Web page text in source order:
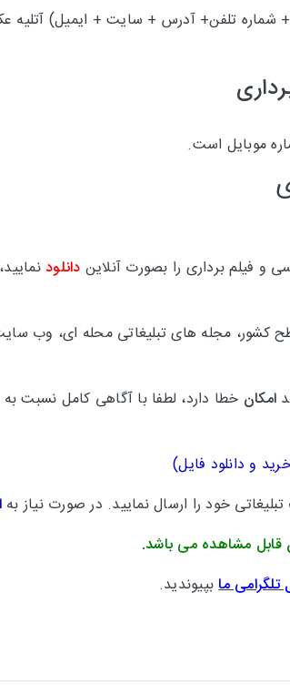
شماره تلفن+ آدرس + سایت + ایمیل)
موبایل است.
و فیلم برداری را بصورت آنلاین دانلود
کشور، مجله های تبلیغاتی محله ای، وب
امکان خطا دارد، لطفا با آگاهی کامل نسبت
و دانلود فایل)
خود را ارسال نمایید. در صورت نیاز به
مشاهده می باشد.
تلگرامی مابپیوندید.